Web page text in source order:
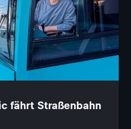
fährt Straßenbahn